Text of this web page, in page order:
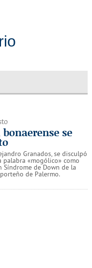
se
Granados, se disculpó
«mogólico» como
Síndrome de Down de la
de Palermo.